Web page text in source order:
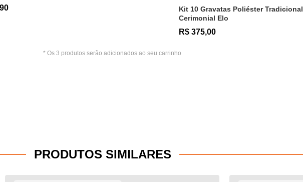
Kit 10 Gravatas Poliéster Tradicional
Cerimonial Elo
R$ 375,00
* Os 3 produtos serão adicionados ao seu carrinho
PRODUTOS SIMILARES